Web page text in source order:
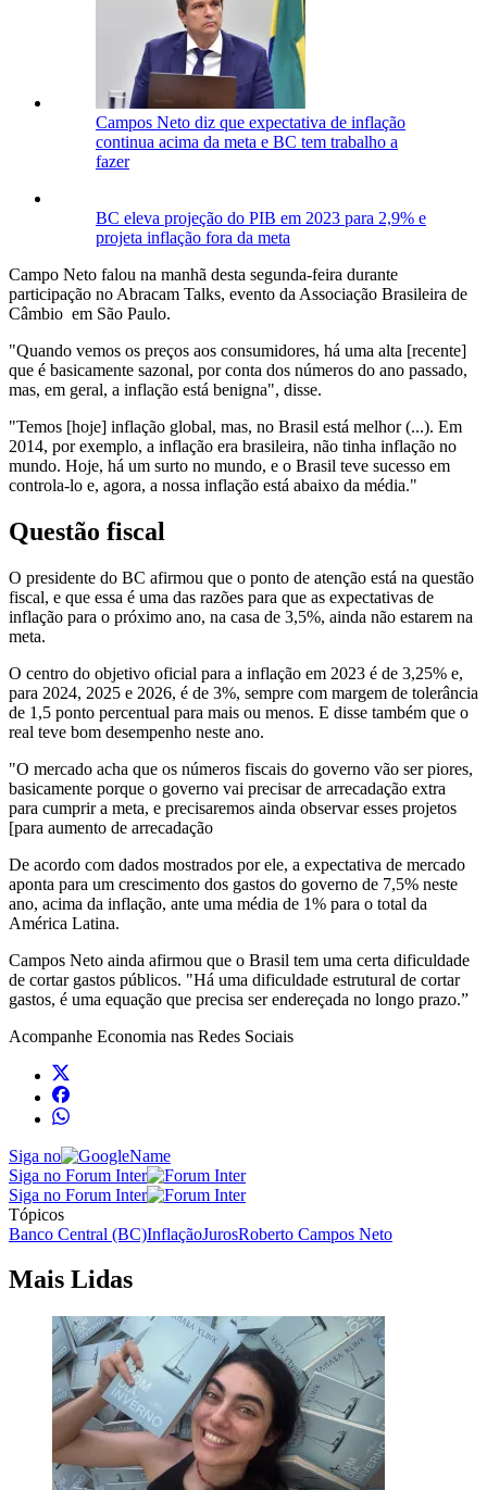
Campos Neto diz que expectativa de inflação
continua acima da meta e BC tem trabalho a
fazer
BC eleva projeção do PIB em 2023 para 2,9% e
projeta inflação fora da meta
Campo Neto falou na manhã desta segunda-feira durante
participação no Abracam Talks, evento da Associação Brasileira de
Câmbio em São Paulo.
"Quando vemos os preços aos consumidores, há uma alta [recente]
que é basicamente sazonal, por conta dos números do ano passado,
mas, em geral, a inflação está benigna", disse.
"Temos [hoje] inflação global, mas, no Brasil está melhor (...). Em
2014, por exemplo, a inflação era brasileira, não tinha inflação no
mundo. Hoje, há um surto no mundo, e o Brasil teve sucesso em
controla-lo e, agora, a nossa inflação está abaixo da média."
Questão fiscal
O presidente do BC afirmou que o ponto de atenção está na questão
fiscal, e que essa é uma das razões para que as expectativas de
inflação para o próximo ano, na casa de 3,5%, ainda não estarem na
meta.
O centro do objetivo oficial para a inflação em 2023 é de 3,25% e,
para 2024, 2025 e 2026, é de 3%, sempre com margem de tolerância
de 1,5 ponto percentual para mais ou menos. E disse também que o
real teve bom desempenho neste ano.
"O mercado acha que os números fiscais do governo vão ser piores,
basicamente porque o governo vai precisar de arrecadação extra
para cumprir a meta, e precisaremos ainda observar esses projetos
[para aumento de arrecadação
De acordo com dados mostrados por ele, a expectativa de mercado
aponta para um crescimento dos gastos do governo de 7,5% neste
ano, acima da inflação, ante uma média de 1% para o total da
América Latina.
Campos Neto ainda afirmou que o Brasil tem uma certa dificuldade
de cortar gastos públicos. "Há uma dificuldade estrutural de cortar
gastos, é uma equação que precisa ser endereçada no longo prazo.”
Acompanhe Economia nas Redes Sociais
Siga no
Siga no Forum Inter
Siga no Forum Inter
Tópicos
Banco Central (BC)InflaçãoJurosRoberto Campos Neto
Mais Lidas